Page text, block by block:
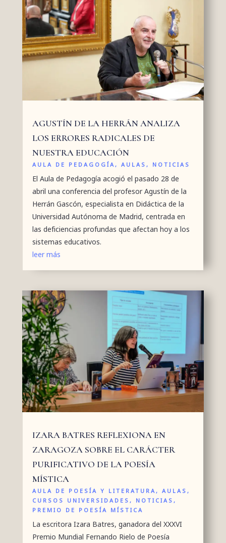
AGUSTÍN DE LA HERRÁN ANALIZA
LOS ERRORES RADICALES DE
NUESTRA EDUCACIÓN
AULA DE PEDAGOGÍA, AULAS, NOTICIAS
El Aula de Pedagogía acogió el pasado 28 de
abril una conferencia del profesor Agustín de la
Herrán Gascón, especialista en Didáctica de la
Universidad Autónoma de Madrid, centrada en
las deficiencias profundas que afectan hoy a los
sistemas educativos.
leer más
IZARA BATRES REFLEXIONA EN
ZARAGOZA SOBRE EL CARÁCTER
PURIFICATIVO DE LA POESÍA
MÍSTICA
AULA DE POESÍA Y LITERATURA, AULAS,
CURSOS UNIVERSIDADES, NOTICIAS,
PREMIO DE POESÍA MÍSTICA
La escritora Izara Batres, ganadora del XXXVI
Premio Mundial Fernando Rielo de Poesía